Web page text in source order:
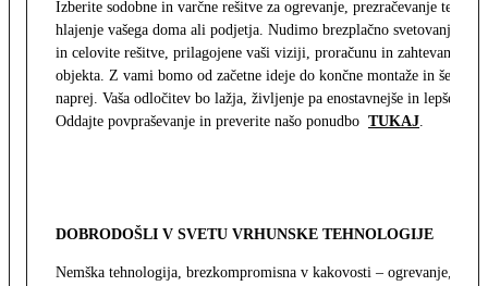
Izberite sodobne in varčne rešitve za ogrevanje, prezračevanje ter
hlajenje vašega doma ali podjetja. Nudimo brezplačno svetovanje
in celovite rešitve, prilagojene vaši viziji, proračunu in zahtevam
objekta. Z vami bomo od začetne ideje do končne montaže in še
naprej. Vaša odločitev bo lažja, življenje pa enostavnejše in lepše.
Oddajte povpraševanje in preverite našo ponudbo TUKAJ.
DOBRODOŠLI V SVETU VRHUNSKE TEHNOLOGIJE
Nemška tehnologija, brezkompromisna v kakovosti – ogrevanje,